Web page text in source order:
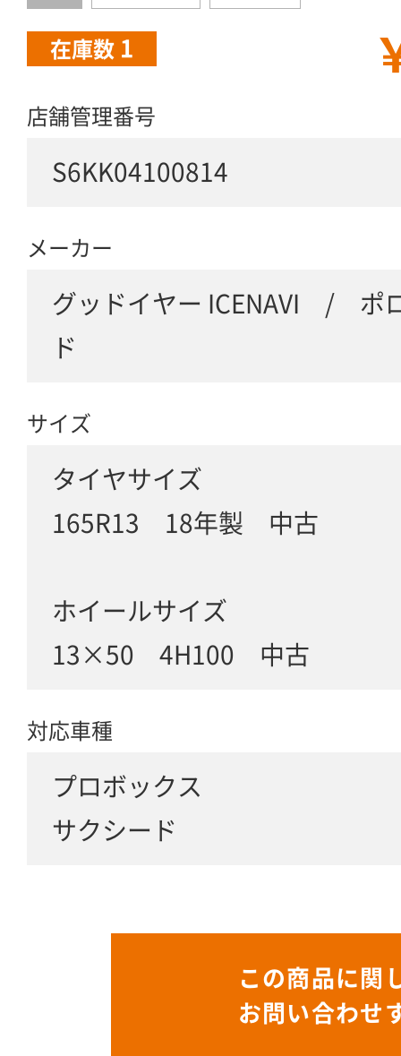
在庫数 1
店舗管理番号
S6KK04100814
メーカー
グッドイヤー ICENAVI / ポ
ド
サイズ
タイヤサイズ
165R13 18年製 中古
ホイールサイズ
13×50 4H100 中古
対応車種
プロボックス
サクシード
この商品に関
お問い合わせ